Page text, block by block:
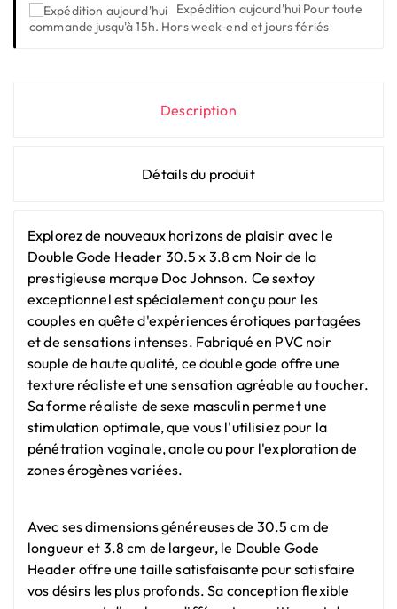
Expédition aujourd'hui Pour toute
commande jusqu'à 15h. Hors week-end et jours fériés
Description
Détails du produit
Explorez de nouveaux horizons de plaisir avec le
Double Gode Header 30.5 x 3.8 cm Noir de la
prestigieuse marque Doc Johnson. Ce sextoy
exceptionnel est spécialement conçu pour les
couples en quête d'expériences érotiques partagées
et de sensations intenses. Fabriqué en PVC noir
souple de haute qualité, ce double gode offre une
texture réaliste et une sensation agréable au toucher.
Sa forme réaliste de sexe masculin permet une
stimulation optimale, que vous l'utilisiez pour la
pénétration vaginale, anale ou pour l'exploration de
zones érogènes variées.
Avec ses dimensions généreuses de 30.5 cm de
longueur et 3.8 cm de largeur, le Double Gode
Header offre une taille satisfaisante pour satisfaire
vos désirs les plus profonds. Sa conception flexible